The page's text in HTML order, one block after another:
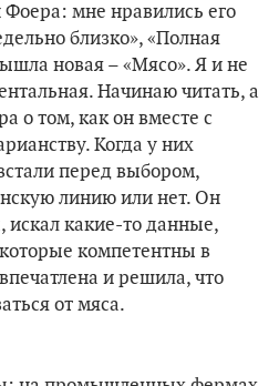
Фоера: мне нравились его
близко», «Полная
новая – «Мясо». Я и не
Начинаю читать, а
о том, как он вместе с
Когда у них
перед выбором,
линию или нет. Он
какие-то данные,
компетентны в
и решила, что
от мяса.